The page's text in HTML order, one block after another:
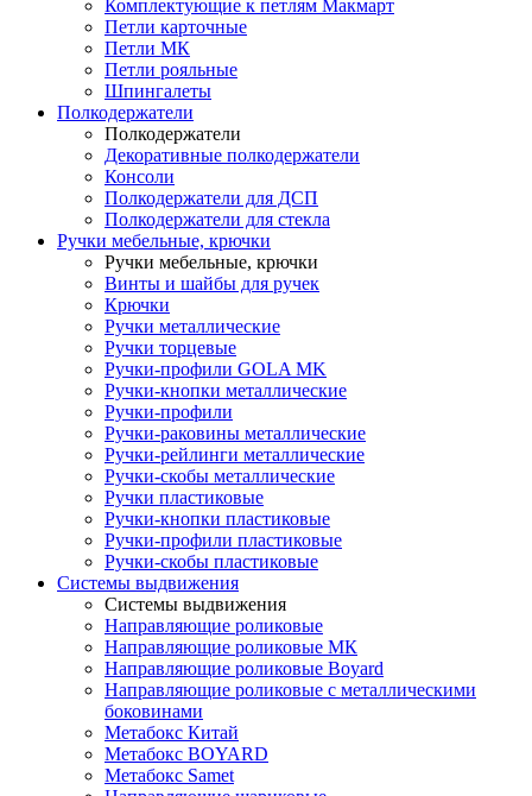
Комплектующие к петлям Макмарт
Петли карточные
Петли МК
Петли рояльные
Шпингалеты
Полкодержатели
Полкодержатели
Декоративные полкодержатели
Консоли
Полкодержатели для ДСП
Полкодержатели для стекла
Ручки мебельные, крючки
Ручки мебельные, крючки
Винты и шайбы для ручек
Крючки
Ручки металлические
Ручки торцевые
Ручки-профили GOLA MK
Ручки-кнопки металлические
Ручки-профили
Ручки-раковины металлические
Ручки-рейлинги металлические
Ручки-скобы металлические
Ручки пластиковые
Ручки-кнопки пластиковые
Ручки-профили пластиковые
Ручки-скобы пластиковые
Системы выдвижения
Системы выдвижения
Направляющие роликовые
Направляющие роликовые МК
Направляющие роликовые Boyard
Направляющие роликовые с металлическими
боковинами
Метабокс Китай
Метабокс BOYARD
Метабокс Samet